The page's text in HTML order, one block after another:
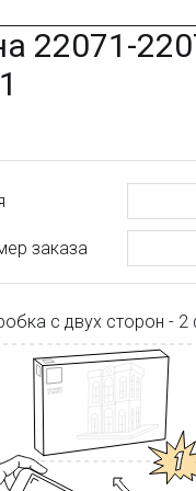
22071-
заказа
с двух сторон - 2